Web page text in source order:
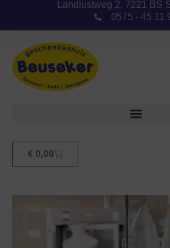
Landlustweg 2, 7221 BS
0575 - 45 11
€ 0,00